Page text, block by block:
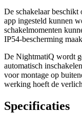
De schakelaar
app ingesteld kunnen
schakelmomenten
IP54-bescherming
De NightmatiQ wordt
automatisch
voor montage op
werking hoeft de
Specificaties